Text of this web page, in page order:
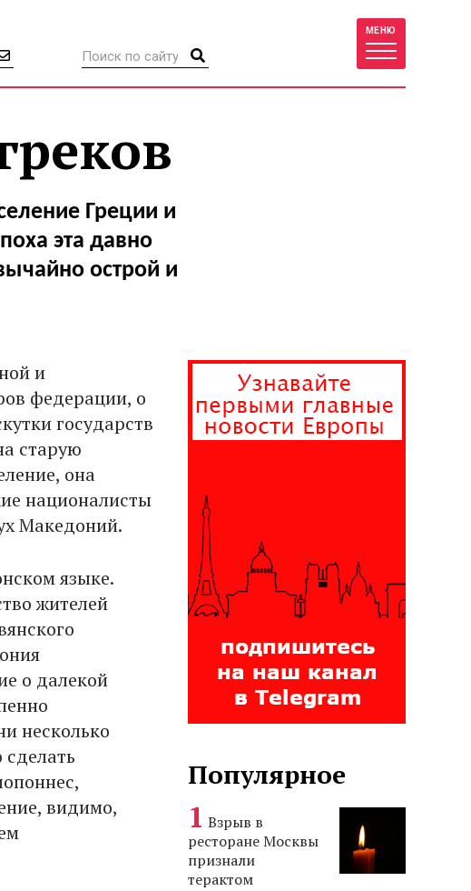
МЕНЮ
Греции и
эта давно
острой и
и
федерации, о
государств
старую
она
националисты
Македоний.
языке.
жителей
о далекой
несколько
видимо,
Популярное
Взрыв в
ресторане Москвы
признали
терактом